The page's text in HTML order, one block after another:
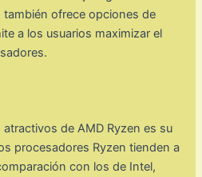
también ofrece opciones de
a los usuarios maximizar el
de AMD Ryzen es su
procesadores Ryzen tienden a
con los de Intel,